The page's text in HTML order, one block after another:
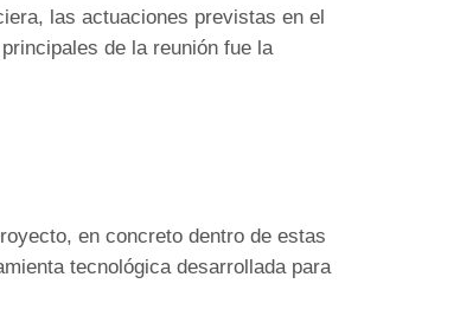
las actuaciones previstas en el
de la reunión fue la
en concreto dentro de estas
tecnológica desarrollada para